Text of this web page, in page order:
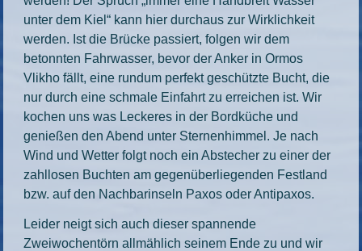
unter dem Kiel“ kann hier durchaus zur Wirklichkeit
werden. Ist die Brücke passiert, folgen wir dem
betonnten Fahrwasser, bevor der Anker in Ormos
Vlikho fällt, eine rundum perfekt geschützte Bucht, die
nur durch eine schmale Einfahrt zu erreichen ist. Wir
kochen uns was Leckeres in der Bordküche und
genießen den Abend unter Sternenhimmel. Je nach
Wind und Wetter folgt noch ein Abstecher zu einer der
zahllosen Buchten am gegenüberliegenden Festland
bzw. auf den Nachbarinseln Paxos oder Antipaxos.
Leider neigt sich auch dieser spannende
Zweiwochentörn allmählich seinem Ende zu und wir